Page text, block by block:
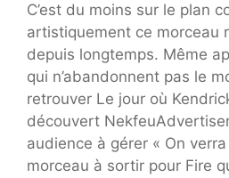
C’est du moins sur le plan
artistiquement ce morceau
depuis longtemps. Même
qui n’abandonnent pas le
retrouver Le jour où
découvert
audience à gérer « On
morceau à sortir pour Fire